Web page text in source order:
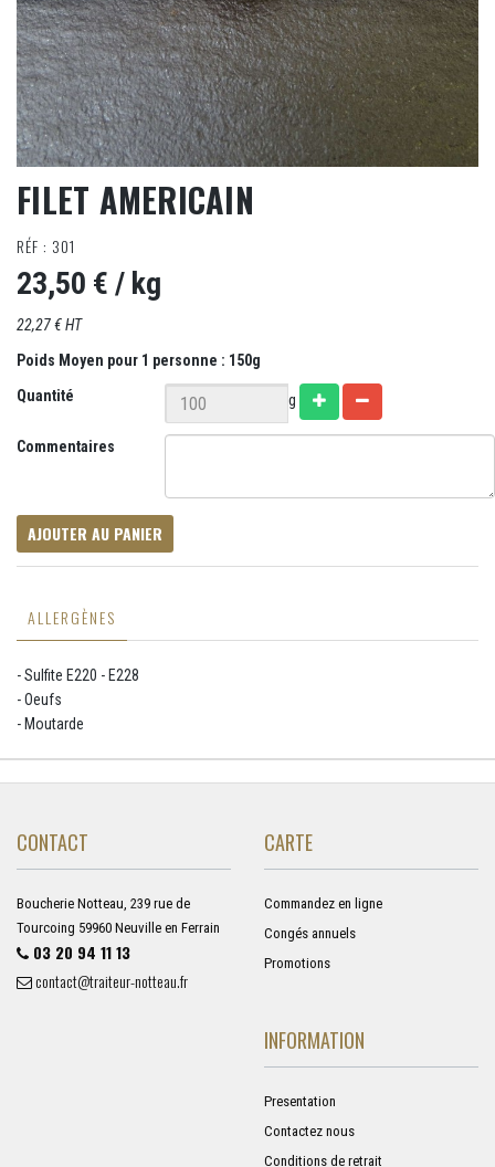
FILET AMERICAIN
RÉF : 301
23,50 € / kg
22,27 € HT
Poids Moyen pour 1 personne : 150g
Quantité
g
Commentaires
AJOUTER AU PANIER
ALLERGÈNES
- Sulfite E220 - E228
- Oeufs
- Moutarde
CONTACT
Boucherie Notteau, 239 rue de
Tourcoing 59960 Neuville en Ferrain
03 20 94 11 13
contact@traiteur-notteau.fr
CARTE
Commandez en ligne
Congés annuels
Promotions
INFORMATION
Presentation
Contactez nous
Conditions de retrait